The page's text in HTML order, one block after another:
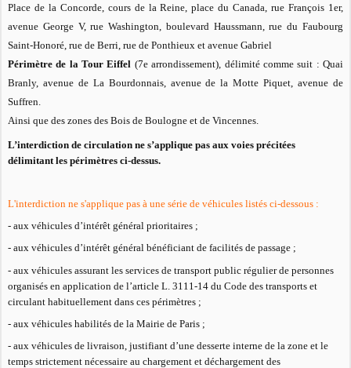
Place de la Concorde, cours de la Reine, place du Canada, rue François 1er,
avenue George V, rue Washington, boulevard Haussmann, rue du Faubourg
Saint-Honoré, rue de Berri, rue de Ponthieux et avenue Gabriel
Périmètre de la Tour Eiffel (7e arrondissement), délimité comme suit : Quai
Branly, avenue de La Bourdonnais, avenue de la Motte Piquet, avenue de
Suffren.
Ainsi que des zones des Bois de Boulogne et de Vincennes.
L’interdiction de circulation ne s’applique pas aux voies précitées
délimitant les périmètres ci-dessus.
L'interdiction ne s'applique pas à une série de véhicules listés ci-dessous :
- aux véhicules d’intérêt général prioritaires ;
- aux véhicules d’intérêt général bénéficiant de facilités de passage ;
- aux véhicules assurant les services de transport public régulier de personnes
organisés en application de l’article L. 3111-14 du Code des transports et
circulant habituellement dans ces périmètres ;
- aux véhicules habilités de la Mairie de Paris ;
- aux véhicules de livraison, justifiant d’une desserte interne de la zone et le
temps strictement nécessaire au chargement et déchargement des